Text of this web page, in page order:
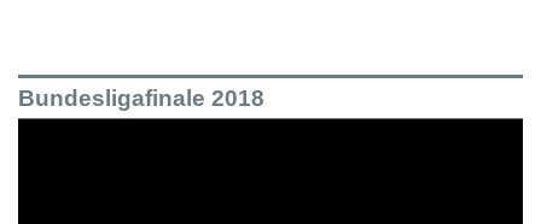
Bundesligafinale 2018